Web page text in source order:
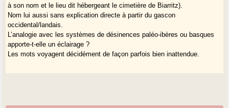
à son nom et le lieu dit hébergeant le cimetière de Biarritz).
Nom lui aussi sans explication directe à partir du gascon
occidental/landais.
L’analogie avec les systèmes de désinences paléo-ibères ou basques
apporte-t-elle un éclairage ?
Les mots voyagent décidément de façon parfois bien inattendue.